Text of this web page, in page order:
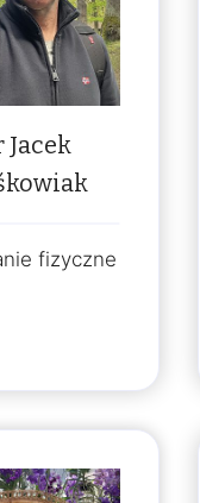
Jacek
fizyczne